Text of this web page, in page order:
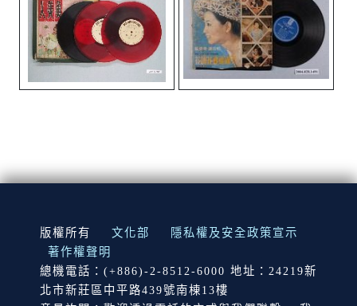
:::
版權所有 文化部
隱私權及安全政策宣示
著作權聲明
總機電話：(+886)-2-8512-6000 地址：24219新
北市新莊區中平路439號南棟13樓